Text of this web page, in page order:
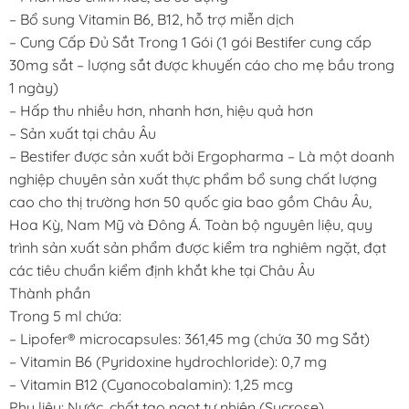
– Bổ sung Vitamin B6, B12, hỗ trợ miễn dịch
– Cung Cấp Đủ Sắt Trong 1 Gói (1 gói Bestifer cung cấp
30mg sắt – lượng sắt được khuyến cáo cho mẹ bầu trong
1 ngày)
– Hấp thu nhiều hơn, nhanh hơn, hiệu quả hơn
– Sản xuất tại châu Âu
– Bestifer được sản xuất bởi Ergopharma – Là một doanh
nghiệp chuyên sản xuất thực phẩm bổ sung chất lượng
cao cho thị trường hơn 50 quốc gia bao gồm Châu Âu,
Hoa Kỳ, Nam Mỹ và Đông Á. Toàn bộ nguyên liệu, quy
trình sản xuất sản phẩm được kiểm tra nghiêm ngặt, đạt
các tiêu chuẩn kiểm định khắt khe tại Châu Âu
Thành phần
Trong 5 ml chứa:
– Lipofer® microcapsules: 361,45 mg (chứa 30 mg Sắt)
– Vitamin B6 (Pyridoxine hydrochloride): 0,7 mg
– Vitamin B12 (Cyanocobalamin): 1,25 mcg